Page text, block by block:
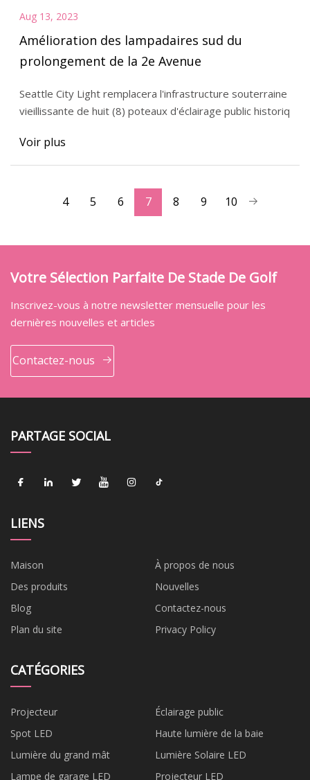
Aug 13, 2023
Amélioration des lampadaires sud du
prolongement de la 2e Avenue
Seattle City Light remplacera l'infrastructure souterraine
vieillissante de huit (8) poteaux d'éclairage public historiq
Voir plus
4 5 6 7 8 9 10
Votre Sélection Parfaite De Stade De Golf
Inscrivez-vous à notre newsletter mensuelle pour les
dernières nouvelles et articles
Contactez-nous
PARTAGE SOCIAL
LIENS
Maison
À propos de nous
Des produits
Nouvelles
Blog
Contactez-nous
Plan du site
Privacy Policy
CATÉGORIES
Projecteur
Éclairage public
Spot LED
Haute lumière de la baie
Lumière du grand mât
Lumière Solaire LED
Lampe de garage LED
Projecteur LED